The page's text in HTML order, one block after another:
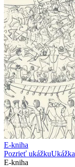
E-kniha
Pozrieť ukážkuUkážka
E-kniha